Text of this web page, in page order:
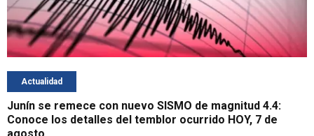
Actualidad
Junín se remece con nuevo SISMO de magnitud 4.4:
Conoce los detalles del temblor ocurrido HOY, 7 de
agosto